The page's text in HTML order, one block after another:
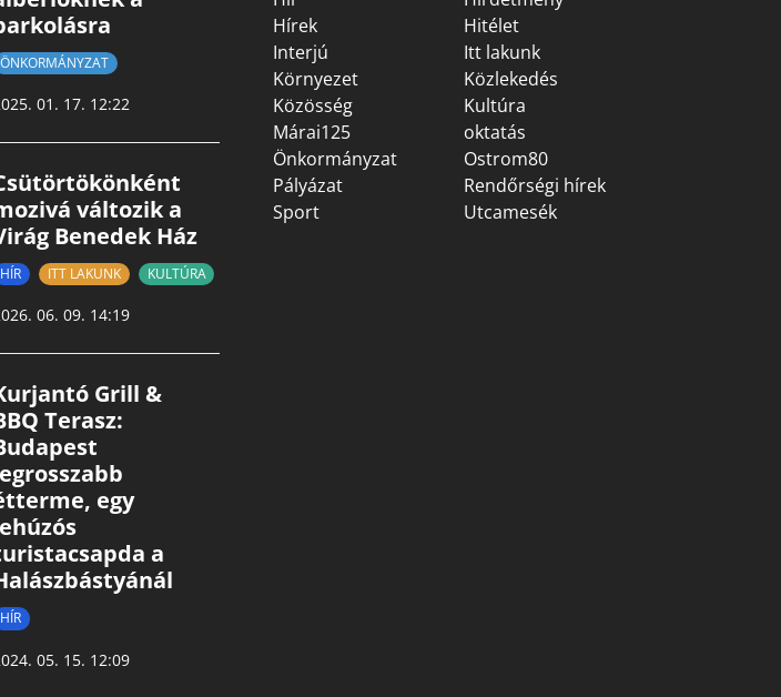
ÖNKORMÁNYZAT
01. 17. 12:22
változik a
Benedek Ház
HÍR ITT LAKUNK KULTÚRA
06. 09. 14:19
Grill &
Terasz:
egy
a
HÍR
05. 15. 12:09
Hírek
Hitélet
Interjú
Itt lakunk
Környezet
Közlekedés
Közösség
Kultúra
Márai125
oktatás
Önkormányzat
Ostrom80
Pályázat
Rendőrségi hírek
Sport
Utcamesék